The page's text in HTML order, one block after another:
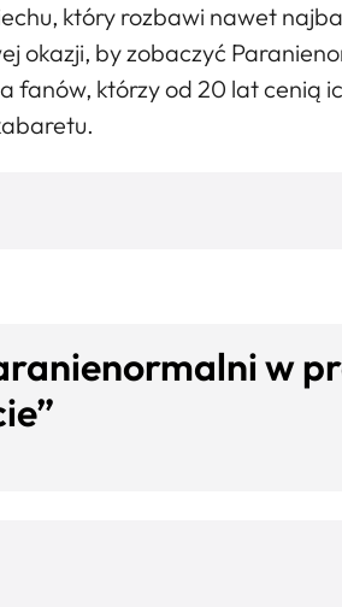
który rozbawi nawet
okazji, by zobaczyć
fanów, którzy od 20 lat cenią
w